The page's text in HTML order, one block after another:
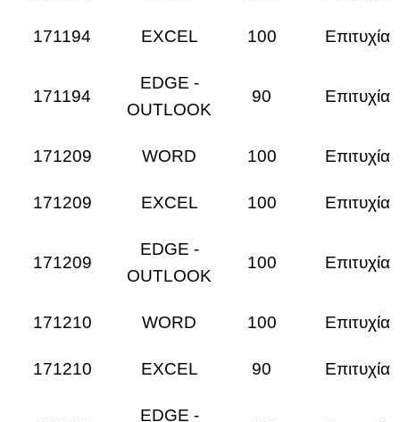
171194 EXCEL 100 Επιτυχία
171194
EDGE -
OUTLOOK
90 Επιτυχία
171209 WORD 100 Επιτυχία
171209 EXCEL 100 Επιτυχία
171209
EDGE -
OUTLOOK
100 Επιτυχία
171210 WORD 100 Επιτυχία
171210 EXCEL 90 Επιτυχία
EDGE -